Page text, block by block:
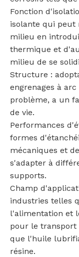
Fonction
isolante qui
milieu en
thermique et
milieu de se
Structure :
engrenages à
problème, a un
de vie.
Performances
formes
mécaniques et
s'adapter à
supports.
Champ
industries telles
l'alimentation et
pour le transport
que l'huile
résine.